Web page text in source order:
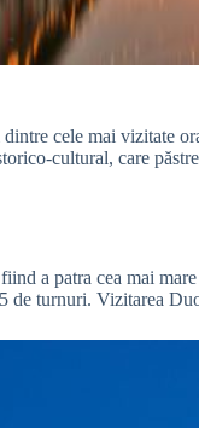
cele mai vizitate
cultural, care
a patra cea mai
turnuri. Vizitarea